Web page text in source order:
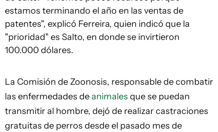
estamos terminando el año en las ventas de
patentes", explicó Ferreira, quien indicó que la
"prioridad" es Salto, en donde se invirtieron
100.000 dólares.
La Comisión de Zoonosis, responsable de combatir
las enfermedades deanimales que se puedan
transmitir al hombre, dejó de realizar castraciones
gratuitas de perros desde el pasado mes de